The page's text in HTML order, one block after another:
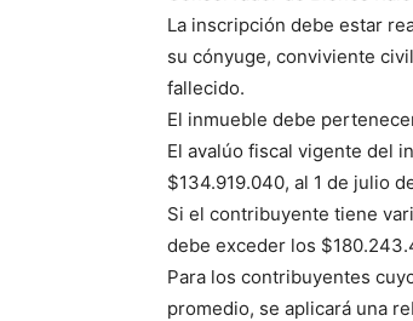
La inscripción debe estar
su cónyuge, conviviente
fallecido.
El inmueble debe
El avalúo fiscal vigente del
$134.919.040, al 1 de julio
Si el contribuyente tiene
debe exceder los
Para los contribuyentes
promedio, se aplicará una